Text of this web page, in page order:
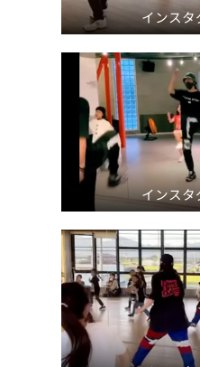
インスタ
インスタ